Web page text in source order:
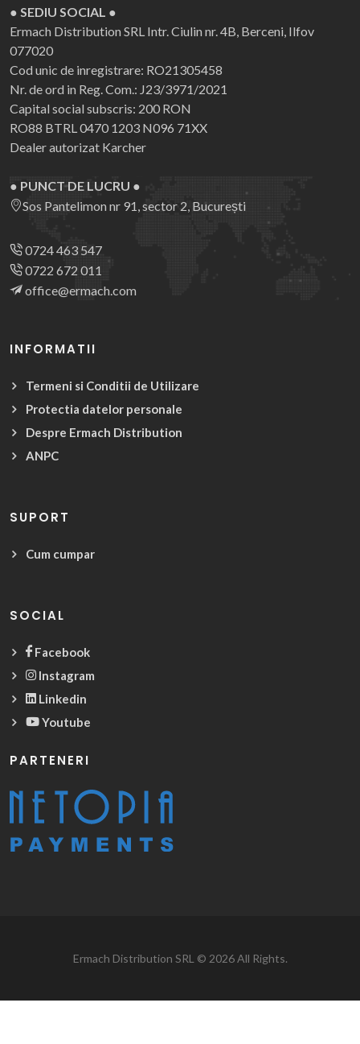
● SEDIU SOCIAL ●
Ermach Distribution SRL Intr. Ciulin nr. 4B, Berceni, Ilfov
077020
Cod unic de inregistrare: RO21305458
Nr. de ord in Reg. Com.: J23/3971/2021
Capital social subscris: 200 RON
RO88 BTRL 0470 1203 N096 71XX
Dealer autorizat Karcher
● PUNCT DE LUCRU ●
Sos Pantelimon nr 91, sector 2, București
0724 463 547
0722 672 011
office@ermach.com
INFORMATII
Termeni si Conditii de Utilizare
Protectia datelor personale
Despre Ermach Distribution
ANPC
SUPORT
Cum cumpar
SOCIAL
Facebook
Instagram
Linkedin
Youtube
PARTENERI
Ermach Distribution SRL © 2026 All Rights.